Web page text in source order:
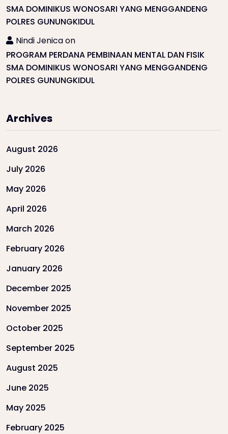
SMA DOMINIKUS WONOSARI YANG MENGGANDENG
POLRES GUNUNGKIDUL
Nindi Jenicaon
PROGRAM PERDANA PEMBINAAN MENTAL DAN FISIK
SMA DOMINIKUS WONOSARI YANG MENGGANDENG
POLRES GUNUNGKIDUL
Archives
August 2026
July 2026
May 2026
April 2026
March 2026
February 2026
January 2026
December 2025
November 2025
October 2025
September 2025
August 2025
June 2025
May 2025
February 2025